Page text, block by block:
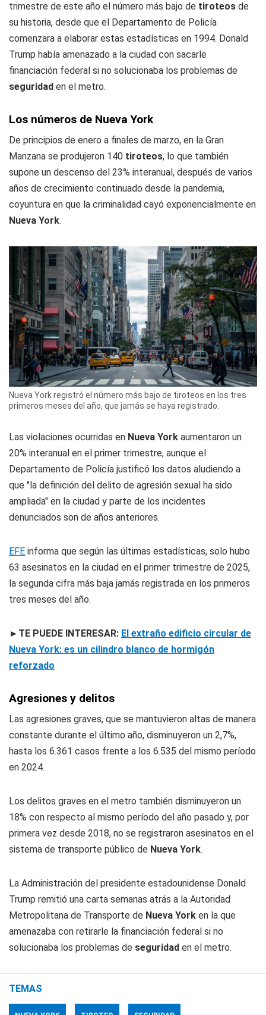
trimestre de este año el número más bajo de tiroteos de
su historia, desde que el Departamento de Policía
comenzara a elaborar estas estadísticas en 1994. Donald
Trump había amenazado a la ciudad con sacarle
financiación federal si no solucionaba los problemas de
seguridad en el metro.
Los números de Nueva York
De principios de enero a finales de marzo, en la Gran
Manzana se produjeron 140 tiroteos, lo que también
supone un descenso del 23% interanual, después de varios
años de crecimiento continuado desde la pandemia,
coyuntura en que la criminalidad cayó exponencialmente en
Nueva York.
Nueva York registró el número más bajo de tiroteos en los tres
primeros meses del año, que jamás se haya registrado.
Las violaciones ocurridas en Nueva York aumentaron un
20% interanual en el primer trimestre, aunque el
Departamento de Policía justificó los datos aludiendo a
que "la definición del delito de agresión sexual ha sido
ampliada" en la ciudad y parte de los incidentes
denunciados son de años anteriores.
EFE informa que según las últimas estadísticas, solo hubo
63 asesinatos en la ciudad en el primer trimestre de 2025,
la segunda cifra más baja jamás registrada en los primeros
tres meses del año.
►TE PUEDE INTERESAR: El extraño edificio circular de
Nueva York: es un cilindro blanco de hormigón
reforzado
Agresiones y delitos
Las agresiones graves, que se mantuvieron altas de manera
constante durante el último año, disminuyeron un 2,7%,
hasta los 6.361 casos frente a los 6.535 del mismo período
en 2024.
Los delitos graves en el metro también disminuyeron un
18% con respecto al mismo período del año pasado y, por
primera vez desde 2018, no se registraron asesinatos en el
sistema de transporte público de Nueva York.
La Administración del presidente estadounidense Donald
Trump remitió una carta semanas atrás a la Autoridad
Metropolitana de Transporte de Nueva York en la que
amenazaba con retirarle la financiación federal si no
solucionaba los problemas de seguridad en el metro.
TEMAS